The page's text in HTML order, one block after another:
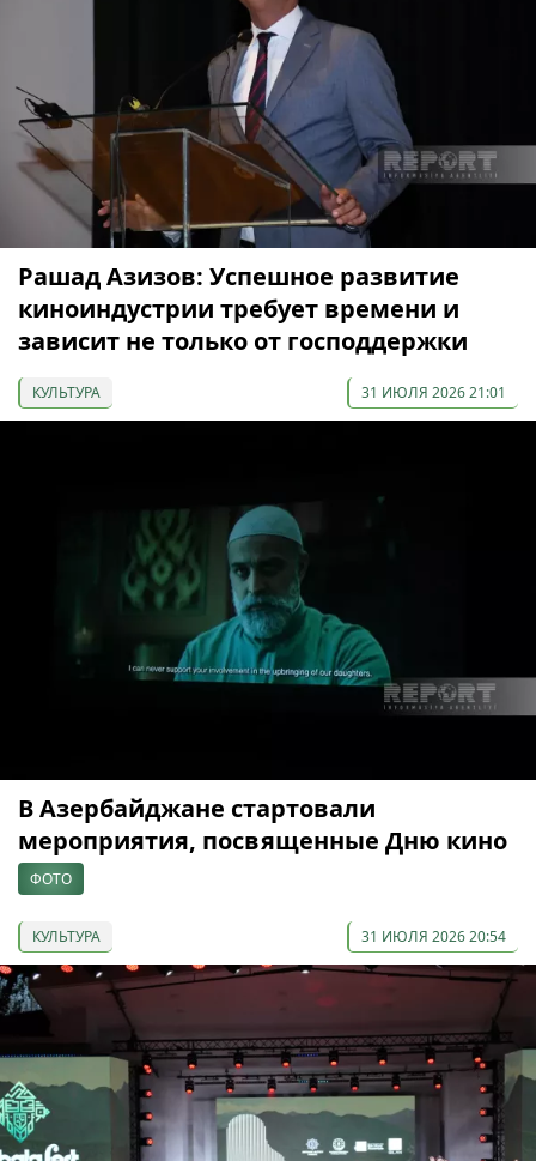
Рашад Азизов: Успешное развитие
киноиндустрии требует времени и
зависит не только от господдержки
КУЛЬТУРА 31 ИЮЛЯ 2026 21:01
В Азербайджане стартовали
мероприятия, посвященные Дню кино
ФОТО
КУЛЬТУРА 31 ИЮЛЯ 2026 20:54